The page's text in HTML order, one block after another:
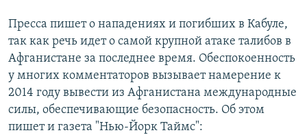
Пресса пишет о нападениях и погибших в Кабуле,
так как речь идет о самой крупной атаке талибов в
Афганистане за последнее время. Обеспокоенность
у многих комментаторов вызывает намерение к
2014 году вывести из Афганистана международные
силы, обеспечивающие безопасность. Об этом
пишет и газета "Нью-Йорк Таймс":